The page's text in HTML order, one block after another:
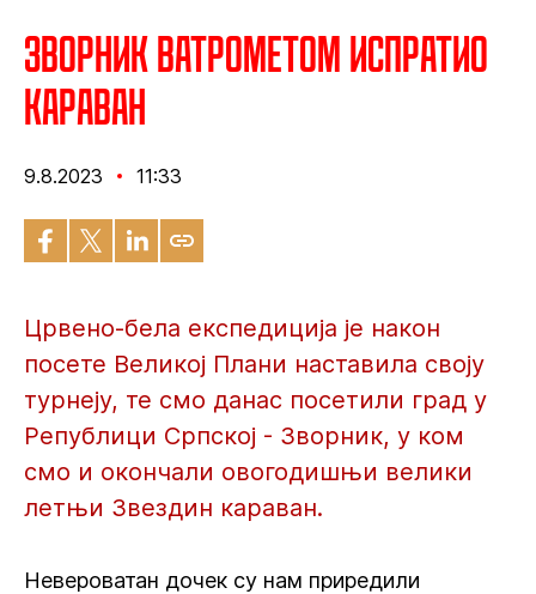
Зворник ватрометом испратио
караван
9.8.2023 11:33
Црвено-бела експедиција је након
посете Великој Плани наставила своју
турнеју, те смо данас посетили град у
Републици Српској - Зворник, у ком
смо и окончали овогодишњи велики
летњи Звездин караван.
Невероватан дочек су нам приредили